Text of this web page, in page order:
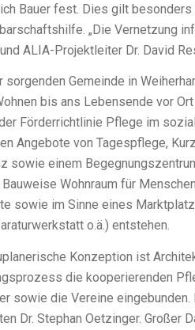
Bauer fest. Dies gilt
„Die Vernetzung
ALIA-Projektleiter Dr. David
sorgenden Gemeinde in
bis ans Lebensende vor
Förderrichtlinie Pflege im
Angebote von Tagespflege,
sowie einem
Wohnraum für
sowie im Sinne eines
o.ä.) entstehen.
Konzeption ist
die kooperierenden
sowie die Vereine
Dr. Stephan Oetzinger. Großer